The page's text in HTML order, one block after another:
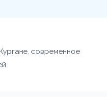
современное